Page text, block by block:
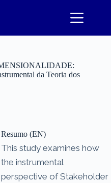
da Teoria dos
Resumo (EN)
This study examines how
the instrumental
perspective of Stakeholder